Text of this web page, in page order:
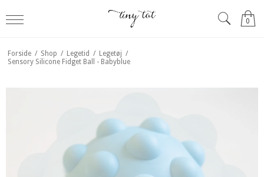
0
Forside / Shop / Legetid / Legetøj /
Sensory Silicone Fidget Ball - Babyblue